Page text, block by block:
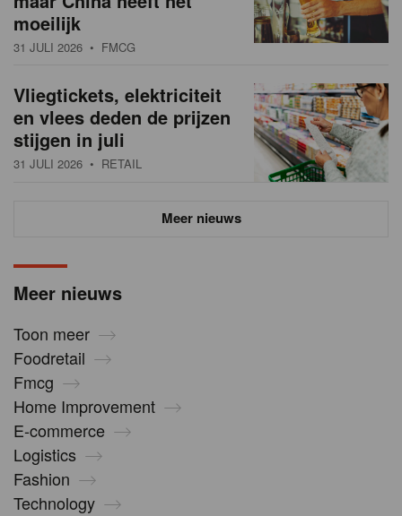
Meer nieuws
Toon meer
Foodretail
Fmcg
Home Improvement
E-commerce
Logistics
Fashion
Technology
moeilijk
31 JULI 2026 • FMCG
Vliegtickets, elektriciteit
en vlees deden de prijzen
stijgen in juli
31 JULI 2026 • RETAIL
Meer nieuws